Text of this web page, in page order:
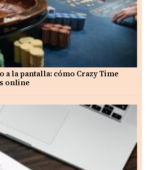
a la pantalla: cómo Crazy Time
online